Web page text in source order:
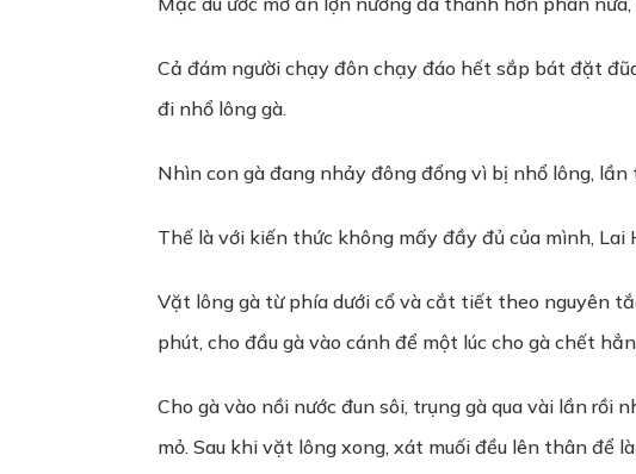
Cả đám người chạy đôn chạy đáo hết sắp bát đặt
đi nhổ lông gà.
Nhìn con gà đang nhảy đông đổng vì bị nhổ lông,
Thế là với kiến thức không mấy đầy đủ của mình, Lai
Vặt lông gà từ phía dưới cổ và cắt tiết theo nguyên
phút, cho đầu gà vào cánh để một lúc cho gà chết
Cho gà vào nồi nước đun sôi, trụng gà qua vài lần rồi
mỏ. Sau khi vặt lông xong, xát muối đều lên thân để